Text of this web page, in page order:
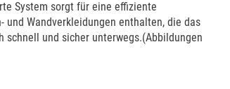
System sorgt für eine effiziente
und Wandverkleidungen enthalten, die das
schnell und sicher unterwegs.(Abbildungen